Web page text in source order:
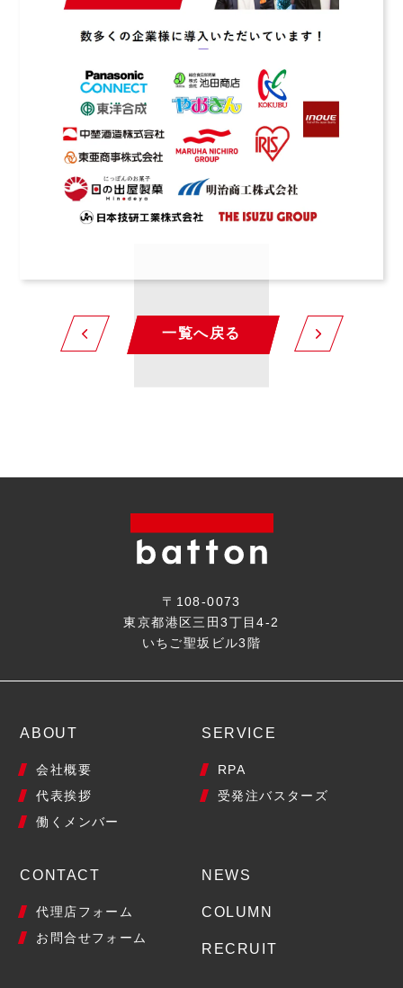
一覧へ戻る
〒108-0073
東京都港区三田3丁目4-2
いちご聖坂ビル3階
ABOUT
会社概要
代表挨拶
働くメンバー
SERVICE
RPA
受発注バスターズ
CONTACT
代理店フォーム
お問合せフォーム
NEWS
COLUMN
RECRUIT